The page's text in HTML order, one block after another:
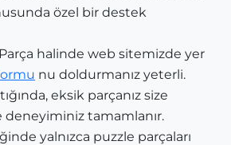
özel bir destek
halinde web sitemizde yer
nu doldurmanız yeterli.
eksik parçanız size
deneyiminiz tamamlanır.
yalnızca puzzle parçaları